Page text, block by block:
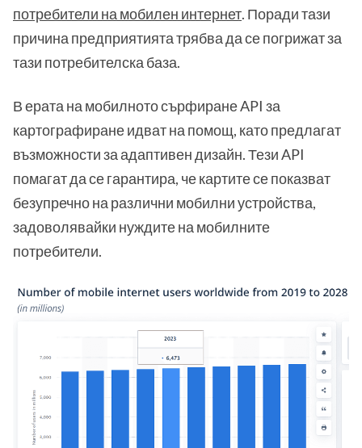
потребители на мобилен интернет. Поради тази
причина предприятията трябва да се погрижат за
тази потребителска база.
В ерата на мобилното сърфиране API за
картографиране идват на помощ, като предлагат
възможности за адаптивен дизайн. Тези API
помагат да се гарантира, че картите се показват
безупречно на различни мобилни устройства,
задоволявайки нуждите на мобилните
потребители.